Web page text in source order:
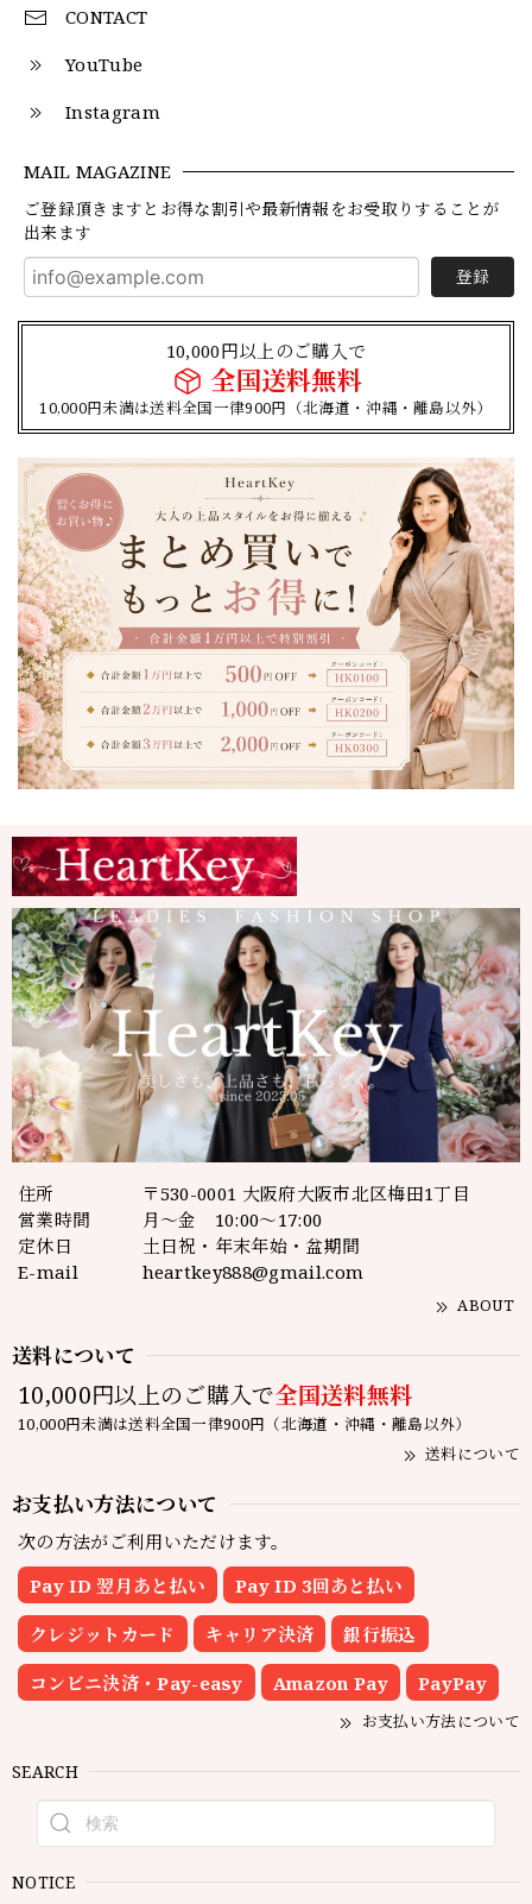
CONTACT
YouTube
Instagram
MAIL MAGAZINE
ご登録頂きますとお得な割引や最新情報をお受取りすることが
出来ます
登録
10,000円以上のご購入で
全国送料無料
10,000円未満は送料全国一律900円（北海道・沖縄・離島以外）
住所
〒530-0001 大阪府大阪市北区梅田1丁目
営業時間
月～金 10:00～17:00
定休日
土日祝・年末年始・盆期間
E-mail
heartkey888@gmail.com
ABOUT
送料について
10,000円以上のご購入で全国送料無料
10,000円未満は送料全国一律900円（北海道・沖縄・離島以外）
送料について
お支払い方法について
次の方法がご利用いただけます。
Pay ID 翌月あと払い
Pay ID 3回あと払い
クレジットカード キャリア決済 銀行振込
コンビニ決済・Pay-easy Amazon Pay PayPay
お支払い方法について
SEARCH
NOTICE